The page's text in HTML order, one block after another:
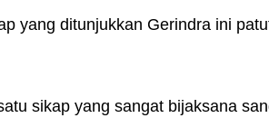
yang ditunjukkan Gerindra ini
sikap yang sangat bijaksana